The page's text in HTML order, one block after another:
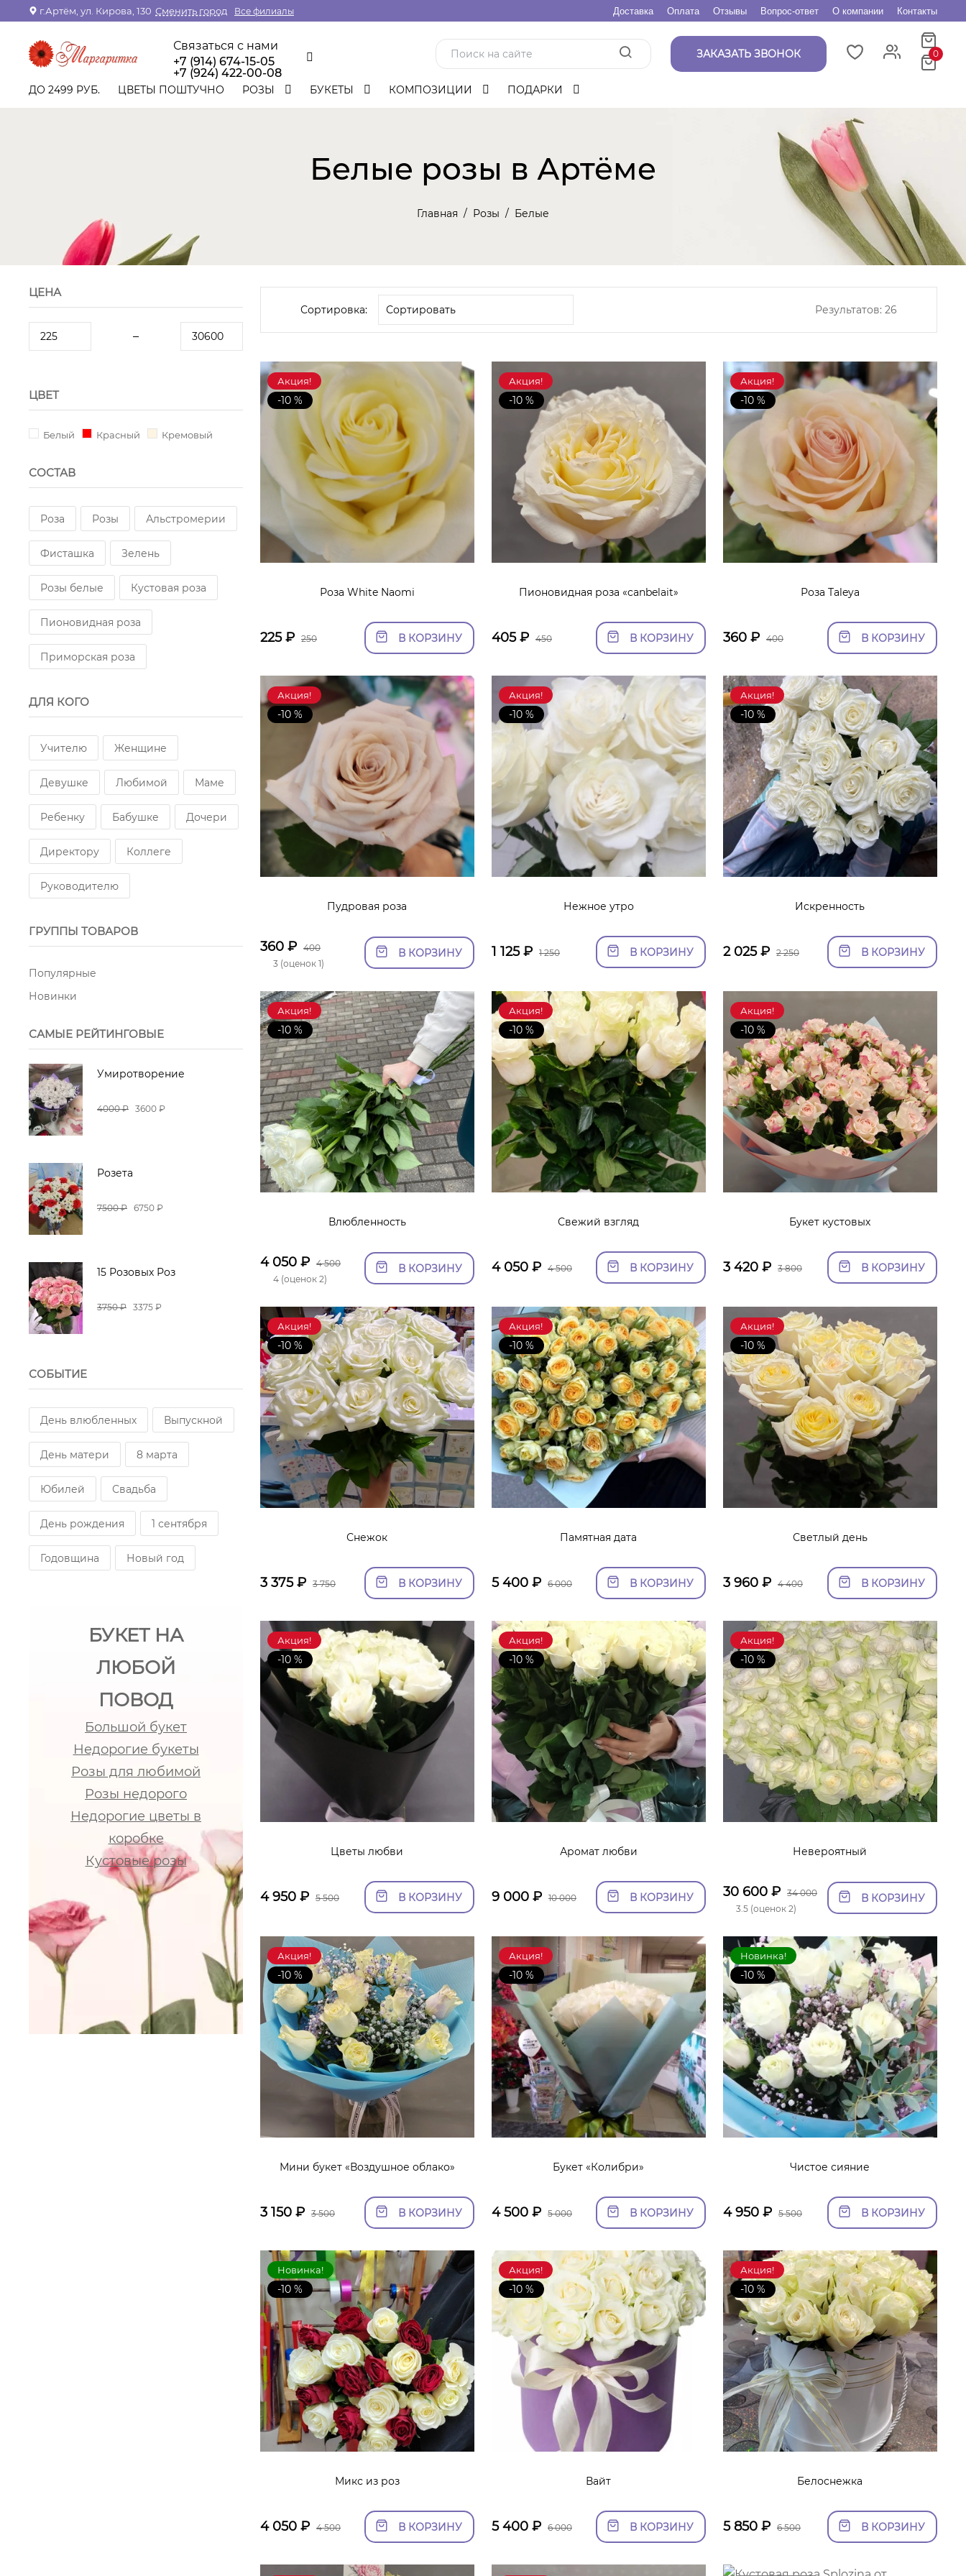
г.Артём, ул. Кирова, 130 Сменить город Все филиалы Доставка Оплата Отзывы Вопрос-ответ О компании Контакты
Связаться с нами
+7 (914) 674-15-05
+7 (924) 422-00-08
ЗАКАЗАТЬ ЗВОНОК 0
ДО 2499 РУБ. ЦВЕТЫ ПОШТУЧНО РОЗЫ БУКЕТЫ КОМПОЗИЦИИ ПОДАРКИ
Белые розы в Артёме
Главная Розы Белые
ЦЕНА
ЦВЕТ
Белый Красный Кремовый
СОСТАВ
Роза Розы Альстромерии
Фисташка Зелень
Розы белые Кустовая роза
Пионовидная роза
Приморская роза
ДЛЯ КОГО
Учителю Женщине
Девушке Любимой Маме
Ребенку Бабушке Дочери
Директору Коллеге
Руководителю
ГРУППЫ ТОВАРОВ
Популярные
Новинки
САМЫЕ РЕЙТИНГОВЫЕ
Умиротворение
4000 ₽ 3600 ₽
Розета
7500 ₽ 6750 ₽
15 Розовых Роз
3750 ₽ 3375 ₽
СОБЫТИЕ
День влюбленных Выпускной
День матери 8 марта
Юбилей Свадьба
День рождения 1 сентября
Годовщина Новый год
БУКЕТ НА
ЛЮБОЙ
ПОВОД
Большой букет
Недорогие букеты
Розы для любимой
Розы недорого
Недорогие цветы в
коробке
Кустовые розы
Сортировка: Результатов: 26
Акция!
-10 %
Роза White Naomi
225₽ 250 В КОРЗИНУ
Акция!
-10 %
Пионовидная роза «canbelait»
405₽ 450 В КОРЗИНУ
Акция!
-10 %
Роза Taleya
360₽ 400 В КОРЗИНУ
Акция!
-10 %
Пудровая роза
360 ₽ 400
3 (оценок 1)
В КОРЗИНУ
Акция!
-10 %
Нежное утро
1 125₽ 1 250 В КОРЗИНУ
Акция!
-10 %
Искренность
2 025₽ 2 250 В КОРЗИНУ
Акция!
-10 %
Влюбленность
4 050 ₽ 4 500
4 (оценок 2)
В КОРЗИНУ
Акция!
-10 %
Свежий взгляд
4 050₽ 4 500 В КОРЗИНУ
Акция!
-10 %
Букет кустовых
3 420₽ 3 800 В КОРЗИНУ
Акция!
-10 %
Снежок
3 375₽ 3 750 В КОРЗИНУ
Акция!
-10 %
Памятная дата
5 400₽ 6 000 В КОРЗИНУ
Акция!
-10 %
Светлый день
3 960₽ 4 400 В КОРЗИНУ
Акция!
-10 %
Цветы любви
4 950 ₽ 5 500 В КОРЗИНУ
Акция!
-10 %
Аромат любви
9 000₽ 10 000 В КОРЗИНУ
Акция!
-10 %
Невероятный
30 600₽
34 000
3.5 (оценок 2)
В КОРЗИНУ
Акция!
-10 %
Мини букет «Воздушное облако»
3 150 ₽ 3 500 В КОРЗИНУ
Акция!
-10 %
Букет «Колибри»
4 500₽ 5 000 В КОРЗИНУ
Новинка!
-10 %
Чистое сияние
4 950₽ 5 500 В КОРЗИНУ
Новинка!
-10 %
Микс из роз
4 050 ₽ 4 500 В КОРЗИНУ
Акция!
-10 %
Вайт
5 400₽ 6 000 В КОРЗИНУ
Акция!
-10 %
Белоснежка
5 850₽ 6 500 В КОРЗИНУ